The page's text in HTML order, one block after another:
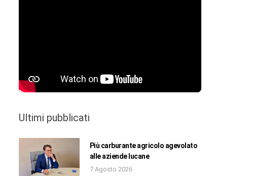
Ultimi pubblicati
Più carburante agricolo agevolato
alle aziende lucane
7 Agosto 2026